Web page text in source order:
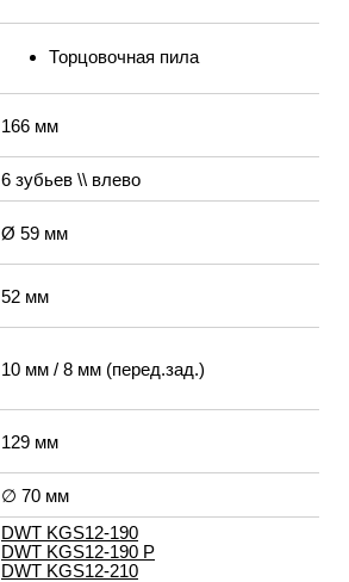
Торцовочная пила
166 мм
6 зубьев \\ влево
Ø 59 мм
52 мм
10 мм / 8 мм (перед.зад.)
129 мм
∅ 70 мм
DWT KGS12-190
DWT KGS12-190 P
DWT KGS12-210